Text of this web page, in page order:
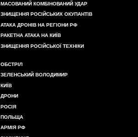
МАСОВАНИЙ КОМБІНОВАНИЙ УДАР
ЗНИЩЕННЯ РОСІЙСЬКИХ ОКУПАНТІВ
АТАКА ДРОНІВ НА РЕГІОНИ РФ
РАКЕТНА АТАКА НА КИЇВ
ЗНИЩЕННЯ РОСІЙСЬКОЇ ТЕХНІКИ
ОБСТРІЛ
ЗЕЛЕНСЬКИЙ ВОЛОДИМИР
КИЇВ
ДРОНИ
РОСІЯ
ПОЛЬЩА
АРМІЯ РФ